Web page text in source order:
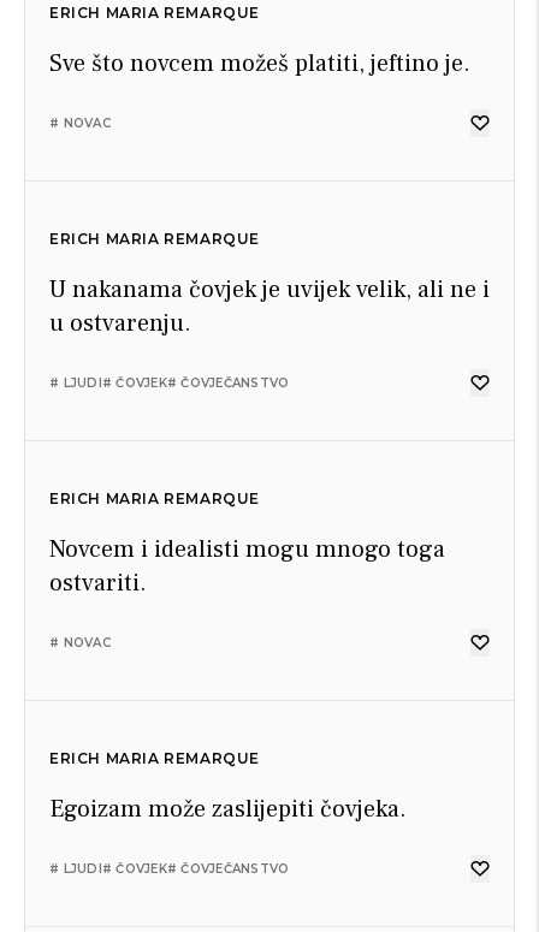
ERICH MARIA REMARQUE
Sve što novcem možeš platiti, jeftino je.
# NOVAC
ERICH MARIA REMARQUE
U nakanama čovjek je uvijek velik, ali ne i
u ostvarenju.
# LJUDI# ČOVJEK# ČOVJEČANSTVO
ERICH MARIA REMARQUE
Novcem i idealisti mogu mnogo toga
ostvariti.
# NOVAC
ERICH MARIA REMARQUE
Egoizam može zaslijepiti čovjeka.
# LJUDI# ČOVJEK# ČOVJEČANSTVO